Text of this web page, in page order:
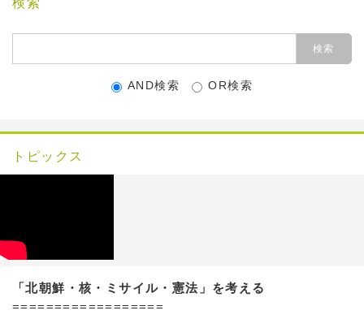
検索
AND検索 OR検索
トピックス
「北朝鮮・核・ミサイル・憲法」を考える
==================